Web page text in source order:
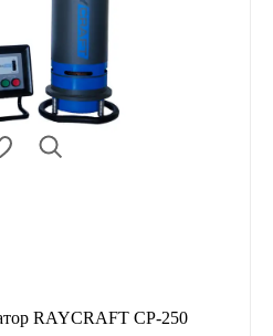
RAYCRAFT CP-250